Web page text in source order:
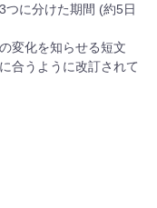
つに分けた期間 (約5日
変化を知らせる短文
合うように改訂されて